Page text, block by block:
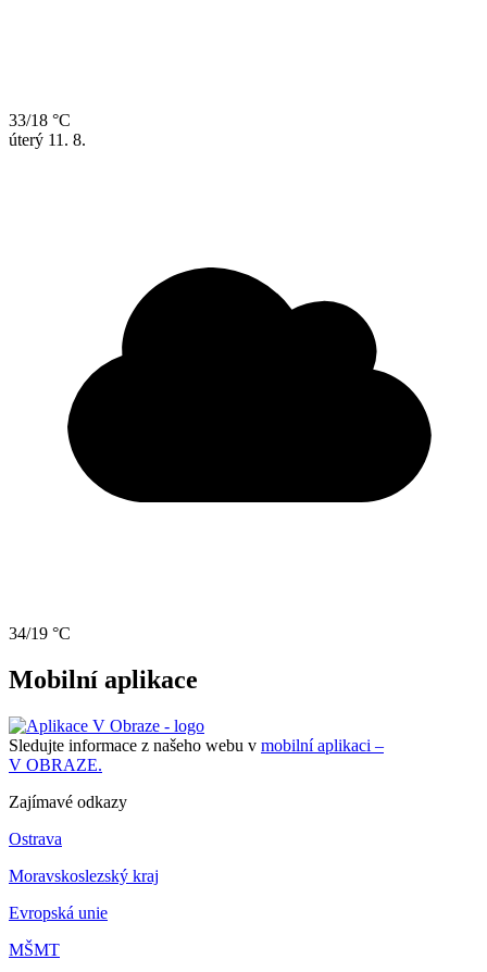
33/18 °C
úterý 11. 8.
34/19 °C
Mobilní aplikace
Sledujte informace z našeho webu v mobilní aplikaci –
V OBRAZE.
Zajímavé odkazy
Ostrava
Moravskoslezský kraj
Evropská unie
MŠMT